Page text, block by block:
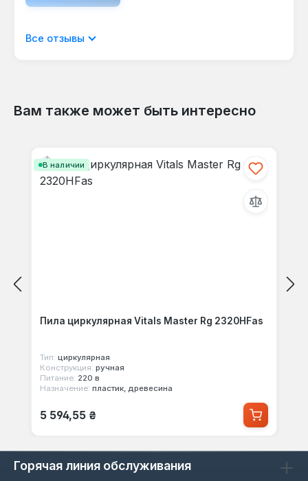
Отображать отзывы только на текущем
Все отзывы
Вам также может быть интересно
В наличии
Пила циркулярная Vitals Master Rg 2320HFas
Тип: циркулярная
Конструкция: ручная
Питание: 220 в
Назначение: пластик, древесина
Обычная цена:
5 594,55 ₴
Горячая линия обслуживания